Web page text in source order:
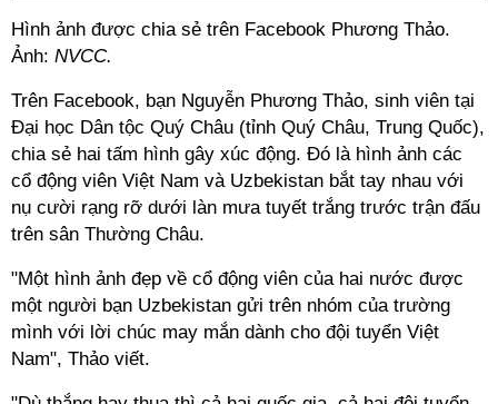
Hình ảnh được chia sẻ trên Facebook Phương Thảo.
Ảnh: NVCC.
Trên Facebook, bạn Nguyễn Phương Thảo, sinh viên tại
Đại học Dân tộc Quý Châu (tỉnh Quý Châu, Trung Quốc),
chia sẻ hai tấm hình gây xúc động. Đó là hình ảnh các
cổ động viên Việt Nam và Uzbekistan bắt tay nhau với
nụ cười rạng rỡ dưới làn mưa tuyết trắng trước trận đấu
trên sân Thường Châu.
"Một hình ảnh đẹp về cổ động viên của hai nước được
một người bạn Uzbekistan gửi trên nhóm của trường
mình với lời chúc may mắn dành cho đội tuyển Việt
Nam", Thảo viết.